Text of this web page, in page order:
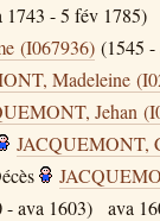
1743 - 5 fév 1785)
(I067936) (1545 -
Madeleine
Jehan
JACQUEMONT,
- ava 1603) ava